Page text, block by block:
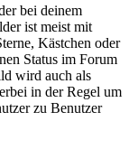
bei deinem
ist meist mit
Kästchen oder
Status im Forum
wird auch als
in der Regel um
zu Benutzer